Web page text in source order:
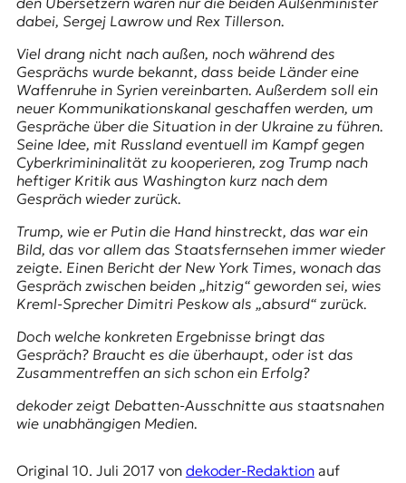
D
E
K
O
D
E
R
W
s
s
e
,
J
u
dabei, Sergej Lawrow und Rex Tillerson.
Viel drang nicht nach außen, noch während des
Gesprächs wurde bekannt, dass beide Länder eine
Waffenruhe in Syrien vereinbarten. Außerdem soll ein
neuer Kommunikationskanal geschaffen werden, um
Gespräche über die Situation in der Ukraine zu führen.
Seine Idee, mit Russland eventuell im Kampf gegen
Cyberkrimininalität zu kooperieren, zog Trump nach
heftiger Kritik aus Washington kurz nach dem
Gespräch wieder zurück.
Trump, wie er Putin die Hand hinstreckt, das war ein
Bild, das vor allem das Staatsfernsehen immer wieder
zeigte. Einen Bericht der New York Times, wonach das
Gespräch zwischen beiden „hitzig“ geworden sei, wies
Kreml-Sprecher Dimitri Peskow als „absurd“ zurück.
Doch welche konkreten Ergebnisse bringt das
Gespräch? Braucht es die überhaupt, oder ist das
Zusammentreffen an sich schon ein Erfolg?
dekoder zeigt Debatten-Ausschnitte aus staatsnahen
wie unabhängigen Medien.
Original 10. Juli 2017 von dekoder-Redaktionauf